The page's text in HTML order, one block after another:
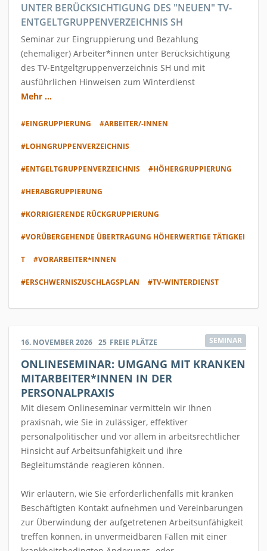
UNTER BERÜCKSICHTIGUNG DES "NEUEN" TV-
ENTGELTGRUPPENVERZEICHNIS SH
Seminar zur Eingruppierung und Bezahlung
(ehemaliger) Arbeiter*innen unter Berücksichtigung
des TV-Entgeltgruppenverzeichnis SH und mit
ausführlichen Hinweisen zum Winterdienst
Mehr ...
#EINGRUPPIERUNG #ARBEITER/-INNEN
#LOHNGRUPPENVERZEICHNIS
#ENTGELTGRUPPENVERZEICHNIS #HÖHERGRUPPIERUNG
#HERABGRUPPIERUNG
#KORRIGIERENDE RÜCKGRUPPIERUNG
#VORÜBERGEHENDE ÜBERTRAGUNG HÖHERWERTIGE TÄTIGKEI
T #VORARBEITER*INNEN
#ERSCHWERNISZUSCHLAGSPLAN #TV-WINTERDIENST
16. NOVEMBER 2026 FREIE PLÄTZE
25 SEMINAR
ONLINESEMINAR: UMGANG MIT KRANKEN
MITARBEITER*INNEN IN DER
PERSONALPRAXIS
Mit diesem Onlineseminar vermitteln wir Ihnen
praxisnah, wie Sie in zulässiger, effektiver
personalpolitischer und vor allem in arbeitsrechtlicher
Hinsicht auf Arbeitsunfähigkeit und ihre
Begleitumstände reagieren können.
Wir erläutern, wie Sie erforderlichenfalls mit kranken
Beschäftigten Kontakt aufnehmen und Vereinbarungen
zur Überwindung der aufgetretenen Arbeitsunfähigkeit
treffen können, in unvermeidbaren Fällen mit einer